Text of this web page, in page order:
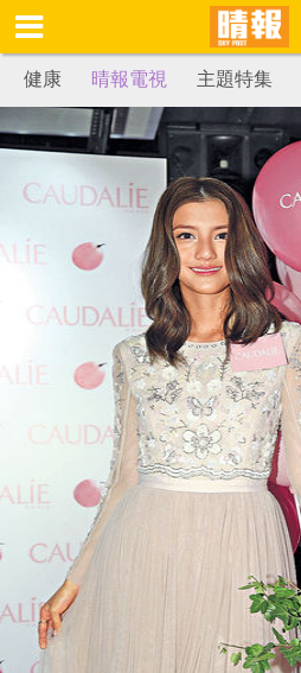
健康 晴報電視 主題特集